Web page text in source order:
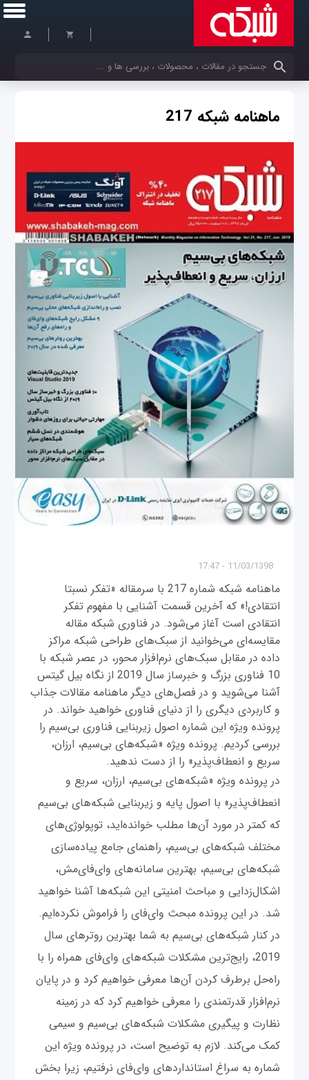
کلمات کلیدی خود را وارد کنید
ماهنامه شبکه 217
11/03/1398 - 17:47
ماهنامه شبکه شماره 217 با سرمقاله «تفکر نسبتا
انتقادی!» که آخرین قسمت آشنایی با مفهوم تفکر
انتقادی است آغاز می‌شود. در فناوری شبکه مقاله
مقایسه‌ای می‌خوانید از سبک‌های طراحی شبکه مراکز
داده در مقابل سبک‌های نرم‌افزار محور، در عصر شبکه با
10 فناوری بزرگ و خبرساز سال 2019 از نگاه بیل گیتس
آشنا می‌شوید و در فصل‌‌های دیگر ماهنامه مقالات جذاب
و کاربردی دیگری را از دنیای فناوری خواهید خواند. در
پرونده ویژه این شماره اصول زیربنایی فناوری بی‌سیم را
بررسی کردیم. پرونده ویژه «شبکه‌هاى بى‌سیم، ارزان،
سریع و انعطاف‌پذیر» را از دست ندهید.
در پرونده ویژه «شبکه‌هاى بى‌سیم، ارزان، سریع و
انعطاف‌پذیر» با اصول پایه و زیربنایی شبکه‌های بی‌سیم
که کمتر در مورد آن‌ها مطلب خوانده‌اید، توپولوژی‌های
مختلف شبکه‌های بی‌سیم، راهنمای جامع پیاده‌سازی
شبکه‌های بی‌سیم، بهترین سامانه‌های وای‌فای‌مش،
اشکال‌زدایی و مباحث امنیتی این شبکه‌ها آشنا خواهید
شد. در این پرونده مبحث وای‌فای را فراموش نکرده‌ایم.
در کنار شبکه‌های بی‌سیم به شما بهترین روترهای سال
2019، رایج‌ترین مشکلات شبکه‌های وای‌فای همراه را با
راه‌حل برطرف کردن آن‌ها معرفی خواهیم کرد و در پایان
نرم‌افزار قدرتمندی را معرفی خواهیم کرد که در زمینه
نظارت و پیگیری مشکلات شبکه‌های بی‌سیم و سیمی
کمک می‌کند. لازم به توضیح است، در پرونده ویژه این
شماره به سراغ استانداردهای وای‌فای نرفتیم، زیرا بخش